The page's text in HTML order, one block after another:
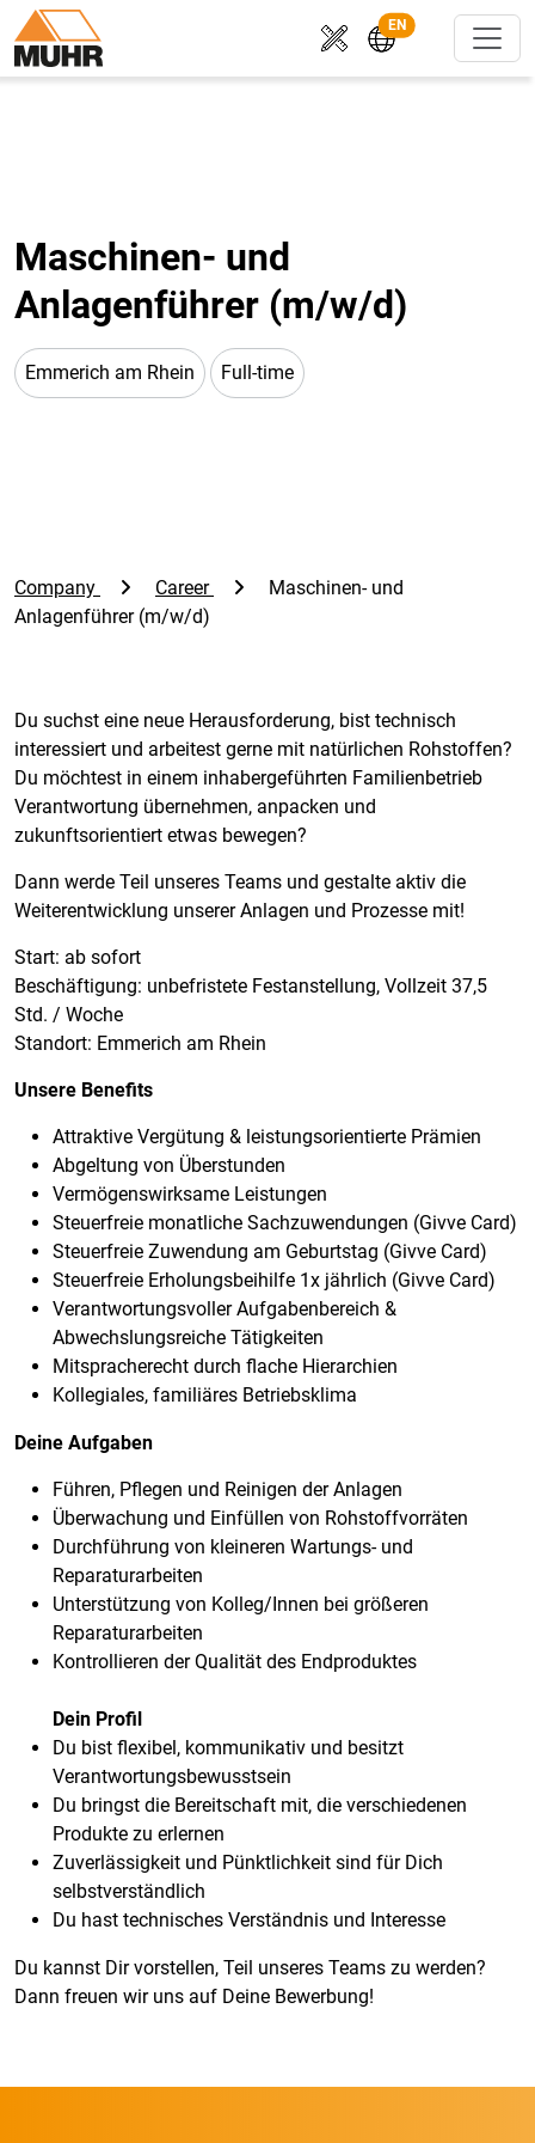
EN
Maschinen- und
Anlagenführer (m/w/d)
Emmerich am Rhein Full-time
Company Career
Maschinen- und
Anlagenführer (m/w/d)
Du suchst eine neue Herausforderung, bist technisch
interessiert und arbeitest gerne mit natürlichen Rohstoffen?
Du möchtest in einem inhabergeführten Familienbetrieb
Verantwortung übernehmen, anpacken und
zukunftsorientiert etwas bewegen?
Dann werde Teil unseres Teams und gestalte aktiv die
Weiterentwicklung unserer Anlagen und Prozesse mit!
Start: ab sofort
Beschäftigung: unbefristete Festanstellung, Vollzeit 37,5
Std. / Woche
Standort: Emmerich am Rhein
Unsere Benefits
Attraktive Vergütung & leistungsorientierte Prämien
Abgeltung von Überstunden
Vermögenswirksame Leistungen
Steuerfreie monatliche Sachzuwendungen (Givve Card)
Steuerfreie Zuwendung am Geburtstag (Givve Card)
Steuerfreie Erholungsbeihilfe 1x jährlich (Givve Card)
Verantwortungsvoller Aufgabenbereich &
Abwechslungsreiche Tätigkeiten
Mitspracherecht durch flache Hierarchien
Kollegiales, familiäres Betriebsklima
Deine Aufgaben
Führen, Pflegen und Reinigen der Anlagen
Überwachung und Einfüllen von Rohstoffvorräten
Durchführung von kleineren Wartungs- und
Reparaturarbeiten
Unterstützung von Kolleg/Innen bei größeren
Reparaturarbeiten
Kontrollieren der Qualität des Endproduktes
Dein Profil
Du bist flexibel, kommunikativ und besitzt
Verantwortungsbewusstsein
Du bringst die Bereitschaft mit, die verschiedenen
Produkte zu erlernen
Zuverlässigkeit und Pünktlichkeit sind für Dich
selbstverständlich
Du hast technisches Verständnis und Interesse
Du kannst Dir vorstellen, Teil unseres Teams zu werden?
Dann freuen wir uns auf Deine Bewerbung!